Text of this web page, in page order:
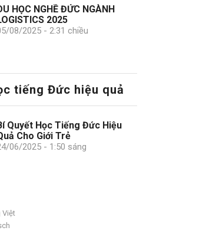
HỌC NGHỀ ĐỨC NGÀNH
2025
08/2025 - 2:31 chiều
tiếng Đức hiệu quả
Quyết Học Tiếng Đức Hiệu
Cho Giới Trẻ
06/2025 - 1:50 sáng
Việt